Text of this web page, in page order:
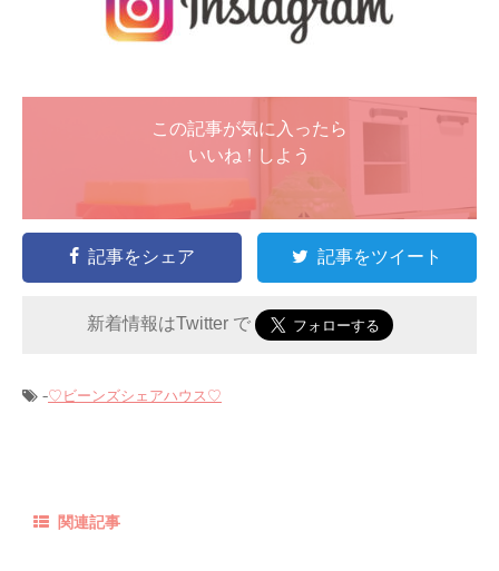
この記事が気に入ったら
いいね ! しよう
記事をシェア 記事をツイート
新着情報はTwitter で
-♡ビーンズシェアハウス♡
関連記事